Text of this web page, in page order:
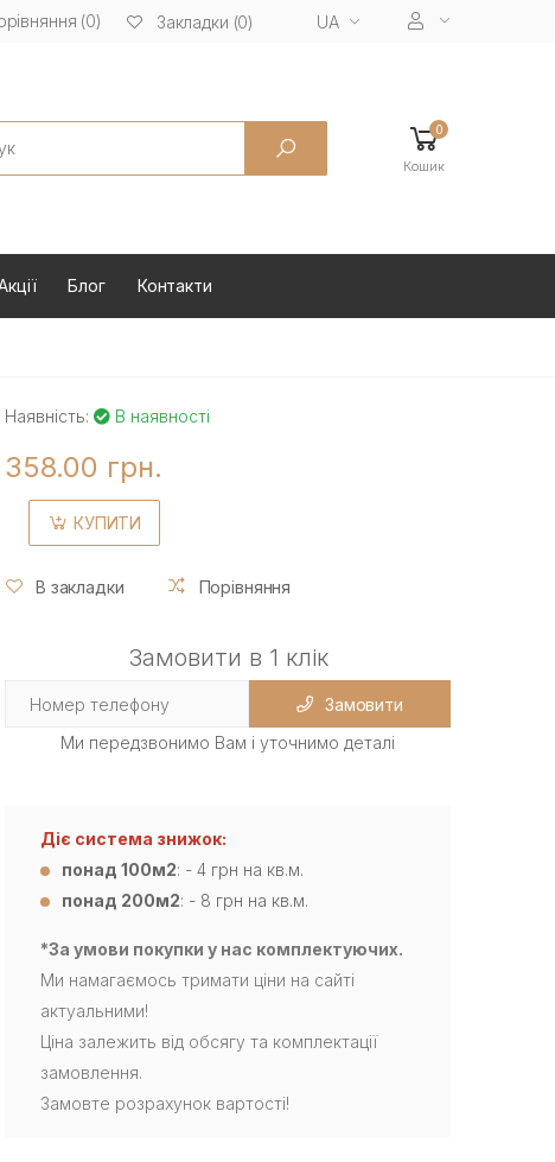
(0) Закладки (0) UA
0
Кошик
Блог Контакти
Наявність: В наявності
358.00 грн.
КУПИТИ
В закладки Порівняння
Замовити в 1 клік
Замовити
Ми передзвонимо Вам і уточнимо деталі
Діє система знижок:
понад 100м2: - 4 грн на кв.м.
понад 200м2: - 8 грн на кв.м.
*За умови покупки у нас комплектуючих.
Ми намагаємось тримати ціни на сайті
актуальними!
Ціна залежить від обсягу та комплектації
замовлення.
Замовте розрахунок вартості!